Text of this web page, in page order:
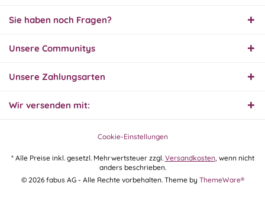
30.07.26
29.07.26▼
Sie haben noch Fragen?
Unsere Communitys
Unsere Zahlungsarten
Wir versenden mit:
Cookie-Einstellungen
* Alle Preise inkl. gesetzl. Mehrwertsteuer zzgl. Versandkosten, wenn nicht
anders beschrieben.
© 2026 fabus AG - Alle Rechte vorbehalten. Theme by ThemeWare®